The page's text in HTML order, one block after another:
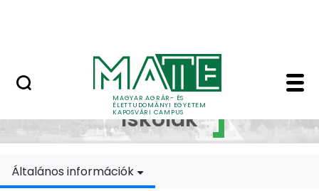
MAGYAR AGRÁR- ÉS
ÉLETTUDOMÁNYI EGYETEM
KAPOSVÁRI CAMPUS
Doktori Iskolák -
Doktori
Iskolák
Általános információk